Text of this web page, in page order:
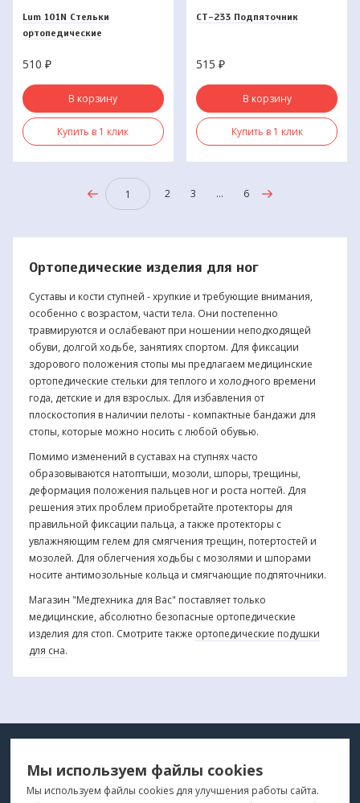
Lum 101N Стельки
ортопедические
510 ₽
В корзину
Купить в 1 клик
СТ-233 Подпяточник
515₽
В корзину
Купить в 1 клик
1 2 3 ... 6
Ортопедические изделия для ног
Суставы и кости ступней - хрупкие и требующие внимания,
особенно с возрастом, части тела. Они постепенно
травмируются и ослабевают при ношении неподходящей
обуви, долгой ходьбе, занятиях спортом. Для фиксации
здорового положения стопы мы предлагаем медицинские
ортопедические стельки для теплого и холодного времени
года, детские и для взрослых. Для избавления от
плоскостопия в наличии пелоты - компактные бандажи для
стопы, которые можно носить с любой обувью.
Помимо изменений в суставах на ступнях часто
образовываются натоптыши, мозоли, шпоры, трещины,
деформация положения пальцев ног и роста ногтей. Для
решения этих проблем приобретайте протекторы для
правильной фиксации пальца, а также протекторы с
увлажняющим гелем для смягчения трещин, потертостей и
мозолей. Для облегчения ходьбы с мозолями и шпорами
носите антимозольные кольца и смягчающие подпяточники.
Магазин "Медтехника для Вас" поставляет только
медицинские, абсолютно безопасные ортопедические
изделия для стоп. Смотрите также ортопедические подушки
для сна.
ДЛЯ ВАС
"Медтехника для Вас"©2026
Мы используем файлы cookies
Мы используем файлы cookies для улучшения работы сайта.